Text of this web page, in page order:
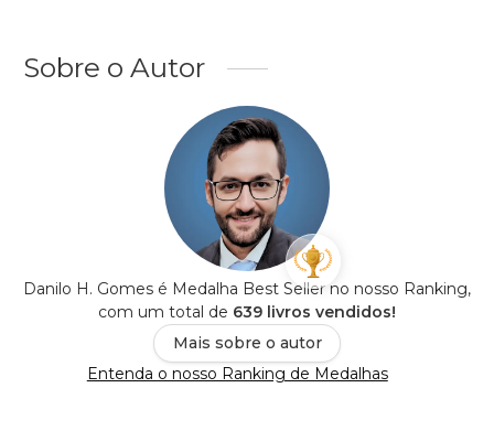
Sobre o Autor
Danilo H. Gomes é Medalha Best Seller no nosso Ranking,
com um total de 639 livros vendidos!
Mais sobre o autor
Entenda o nosso Ranking de Medalhas